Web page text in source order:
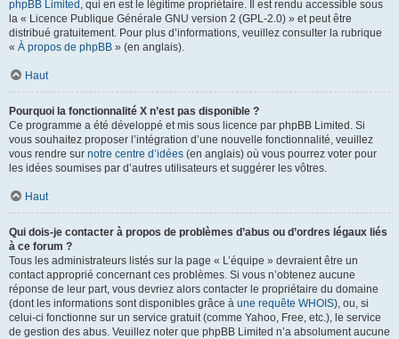
phpBB Limited , qui en est le légitime propriétaire. Il est rendu accessible sous
la « Licence Publique Générale GNU version 2 (GPL-2.0) » et peut être
distribué gratuitement. Pour plus d’informations, veuillez consulter la rubrique
« À propos de phpBB » (en anglais).
Haut
Pourquoi la fonctionnalité X n’est pas disponible ?
Ce programme a été développé et mis sous licence par phpBB Limited. Si
vous souhaitez proposer l’intégration d’une nouvelle fonctionnalité, veuillez
vous rendre sur notre centre d’idées (en anglais) où vous pourrez voter pour
les idées soumises par d’autres utilisateurs et suggérer les vôtres.
Haut
Qui dois-je contacter à propos de problèmes d’abus ou d’ordres légaux liés
à ce forum ?
Tous les administrateurs listés sur la page « L’équipe » devraient être un
contact approprié concernant ces problèmes. Si vous n’obtenez aucune
réponse de leur part, vous devriez alors contacter le propriétaire du domaine
(dont les informations sont disponibles grâce à une requête WHOIS), ou, si
celui-ci fonctionne sur un service gratuit (comme Yahoo, Free, etc.), le service
de gestion des abus. Veuillez noter que phpBB Limited n’a absolument aucune